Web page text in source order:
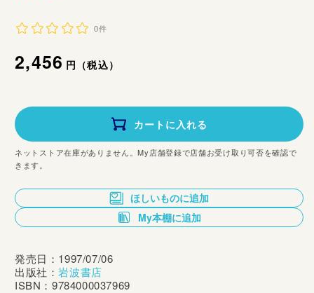
0件
通
価
格
2,456円（税込）
カートに入れる
ネットストア在庫がありません。My店舗登録で店舗お受け取り可否を確認で
きます。
ほしいものに追加
My本棚に追加
発売日：1997/07/06
出版社：岩波書店
ISBN：9784000037969